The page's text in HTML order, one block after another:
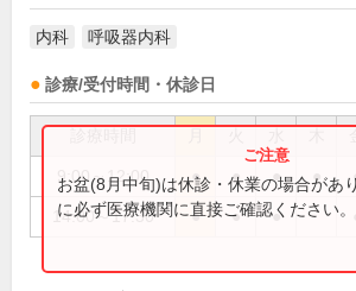
内科 呼吸器内科
診療/受付時間・休診日
9:00～12:00 ● ● ● ● ●
14:00～17:30 ● ● ●
お盆(8月中旬)は休診・休業の場合があ
に必ず医療機関に直接ご確認ください。